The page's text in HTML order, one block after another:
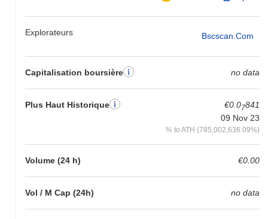
Explorateurs Bscscan.com
Capitalisation boursière no data
Plus Haut Historique €0.07841
09 Nov 23
% to ATH (785,002,636.09%)
Volume (24 h) €0.00
Vol / M Cap (24h) no data